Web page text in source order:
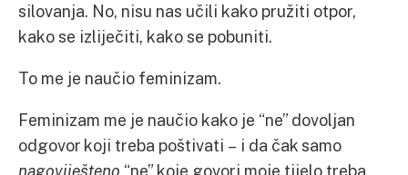
silovanja. No, nisu nas učili kako pružiti otpor,
kako se izliječiti, kako se pobuniti.
To me je naučio feminizam.
Feminizam me je naučio kako je “ne” dovoljan
odgovor koji treba poštivati – i da čak samo
nagoviješteno “ne” koje govori moje tijelo treba